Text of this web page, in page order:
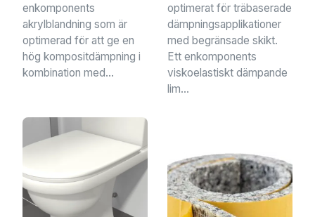
enkomponents
akrylblandning som är
optimerad för att ge en
hög kompositdämpning i
kombination med...
optimerat för träbaserade
dämpningsapplikationer
med begränsade skikt.
Ett enkomponents
viskoelastiskt dämpande
lim...